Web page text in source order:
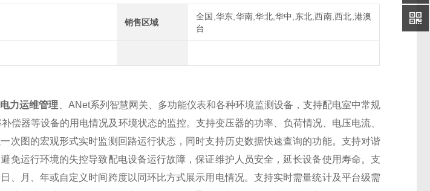
销售区域
全国,华东,华南,华北,华中,东北,西南,西北,港澳
台
力运维管理 、ANet系列智慧网关、多功能仪表和各种环境监测设备，支持配电室中常规
偿器等设备的用电情况及环境状态的监控。支持变压器的功率、负荷情况、电压电流、
次图的宏观形式实时监测回路运行状态，同时支持历史数据快速查询的功能。支持对谐
免运行环境的失控导致配电设备运行故障，保证维护人员安全，延长设备使用寿命。支
、月、年或自定义时间跨度以同环比方式展示用电情况。支持实时需量统计及平台级需